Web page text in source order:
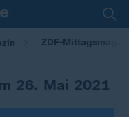
ZDF-
26. Mai 2021